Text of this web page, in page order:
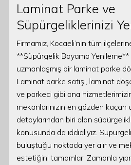
Laminat Parke ve
Süpürgeliklerinizi
Firmamız, Kocaeli’nin tüm
**Süpürgelik Boyama
uzmanlaşmış bir laminat parke
Laminat parke satışı, laminat
ve parkeci gibi ana hizmetlerimizin
mekanlarınızın en gözden
detaylarından biri olan
konusunda da iddialıyız.
buluştuğu noktada yer alır ve
estetiğini tamamlar. Zamanla